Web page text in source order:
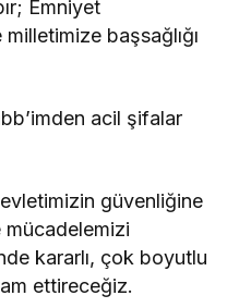
Emniyet
başsağlığı
acil şifalar
güvenliğine
mücadelemizi
kararlı, çok boyutlu
ettireceğiz.